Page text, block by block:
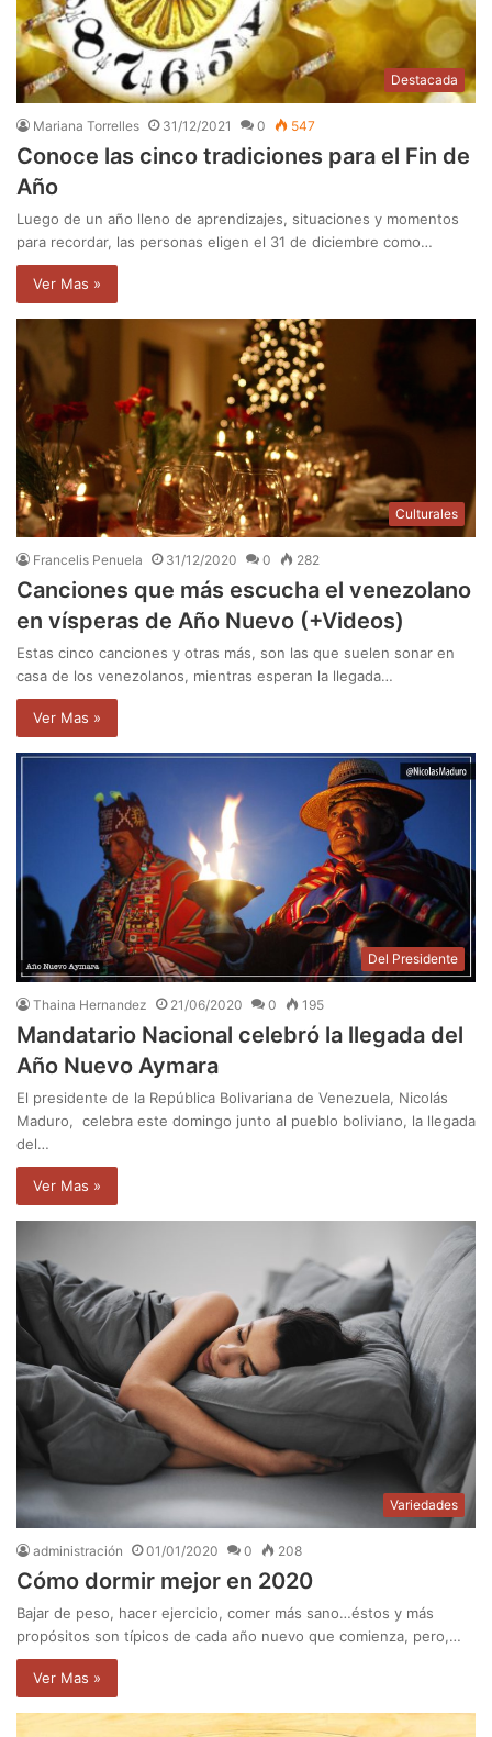
Destacada
Mariana Torrelles 31/12/2021 0 547
Conoce las cinco tradiciones para el Fin de
Año
Luego de un año lleno de aprendizajes, situaciones y momentos
para recordar, las personas eligen el 31 de diciembre como…
Ver Mas »
Culturales
Francelis Penuela 31/12/2020 0 282
Canciones que más escucha el venezolano
en vísperas de Año Nuevo (+Videos)
Estas cinco canciones y otras más, son las que suelen sonar en
casa de los venezolanos, mientras esperan la llegada…
Ver Mas »
Del Presidente
Thaina Hernandez 21/06/2020 0 195
Mandatario Nacional celebró la llegada del
Año Nuevo Aymara
El presidente de la República Bolivariana de Venezuela, Nicolás
Maduro, celebra este domingo junto al pueblo boliviano, la llegada
del…
Ver Mas »
Variedades
administración 01/01/2020 0 208
Cómo dormir mejor en 2020
Bajar de peso, hacer ejercicio, comer más sano…éstos y más
propósitos son típicos de cada año nuevo que comienza, pero,…
Ver Mas »